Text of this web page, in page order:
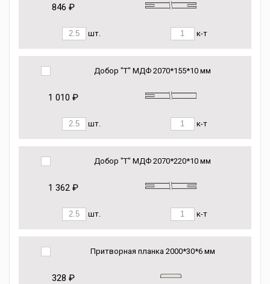
846 ₽
шт. к-т
Добор "Т" МДФ 2070*155*10 мм
1 010 ₽
шт. к-т
Добор "Т" МДФ 2070*220*10 мм
1 362 ₽
шт. к-т
Притворная планка 2000*30*6 мм
328 ₽